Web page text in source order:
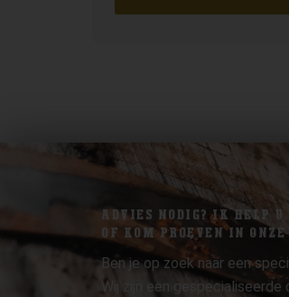
ADVIES NODIG? IK HELP U
OF KOM PROEVEN IN
Ben je op zoek naar een
Wij zijn een gespecialiseerde